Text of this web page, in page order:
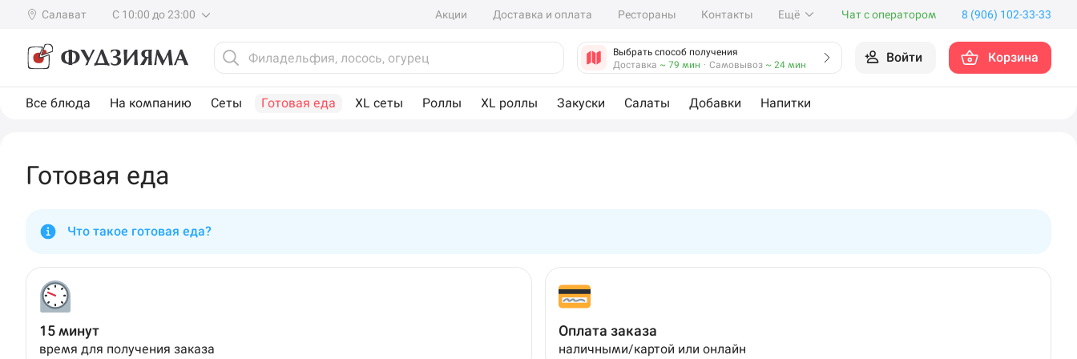
Салават С 10:00 до 23:00 Акции Доставка и оплата Рестораны Контакты Ещё Чат с оператором 8 (906) 102-33-33
Выбрать способ получения
Доставка ~ 79 мин · Самовывоз ~ 24 мин Войти Корзина
Все блюда На компанию Сеты Готовая еда XL сеты Роллы XL роллы Закуски Салаты Добавки Напитки
Готовая еда
Что такое готовая еда?
15 минут
время для получения заказа
Оплата заказа
наличными/картой или онлайн